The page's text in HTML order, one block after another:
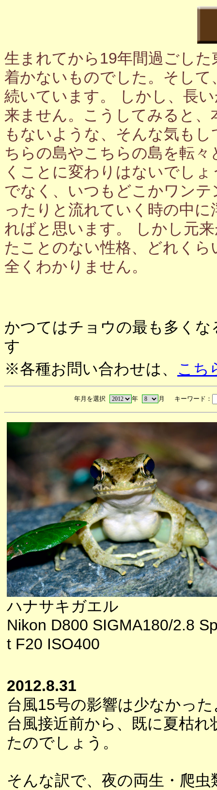
生まれてから19年間過ごし
着かないものでした。そし
続いています。 しかし、長
来ません。こうしてみると
もないような、そんな気も
ちらの島やこちらの島を転
くことに変わりはないでし
でなく、いつもどこかワン
ったりと流れていく時の中
ればと思います。 しかし元
たことのない性格、どれく
全くわかりません。
かつてはチョウの最も多く
す
※各種お問い合わせは、 こち
年月を選択 年 月 キーワード：
ハナサキガエル
Nikon D800 SIGMA180/2.8
t F20 ISO400
2012.8.31
台風15号の影響は少なかっ
台風接近前から、既に夏枯
たのでしょう。
そんな訳で、夜の両生・爬